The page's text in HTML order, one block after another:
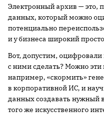
Электронный архив — это,
данных, который можно
потенциально
и у бизнеса широкий
Вот, допустим,
с ними сделать? Можно
например, «скормить»
в корпоративной ИС, и
данных создавать нужный
того же искусственного